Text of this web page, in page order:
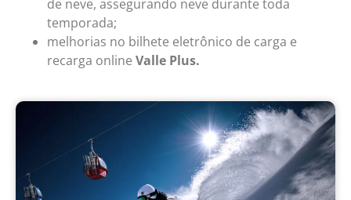
de neve, assegurando neve durante toda
temporada;
melhorias no bilhete eletrônico de carga e
recarga online Valle Plus.